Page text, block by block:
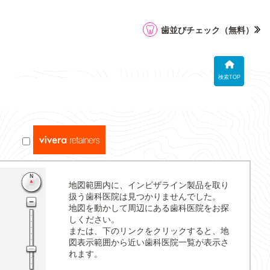
検索TOP
歯並びチェック （無料）
地図範囲内に、インビザライン製品を取り
扱う歯科医院は見つかりませんでした。
地図を動かして周辺にある歯科医院をお探
しください。
または、下のリンクをクリックすると、地
図表示範囲から近い歯科医院一覧が表示さ
れます。